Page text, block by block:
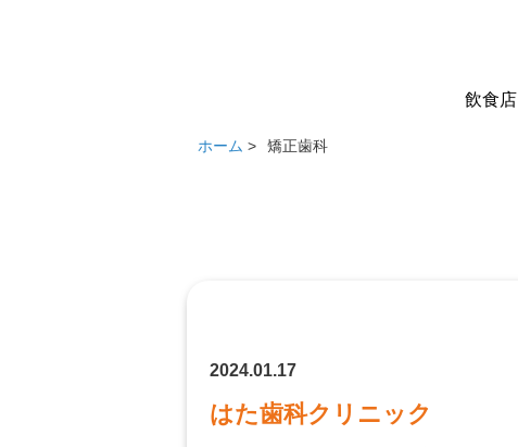
飲食店
ホーム > 矯正歯科
2024.01.17
はた歯科クリニック